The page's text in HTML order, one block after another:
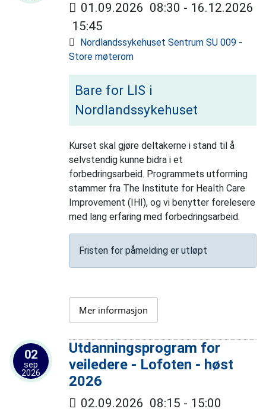
01.09.2026 08:30 - 16.12.2026
15:45
Nordlandssykehuset Sentrum SU 009 -
Store møterom
Bare for LIS i
Nordlandssykehuset
Kurset skal gjøre deltakerne i stand til å
selvstendig kunne bidra i et
forbedringsarbeid. Programmets utforming
stammer fra The Institute for Health Care
Improvement (IHI), og vi benytter forelesere
med lang erfaring med forbedringsarbeid.
Fristen for påmelding er utløpt
Mer informasjon
02
sep
2026
Utdanningsprogram for
veiledere - Lofoten - høst
2026
02.09.2026 08:15 - 15:00